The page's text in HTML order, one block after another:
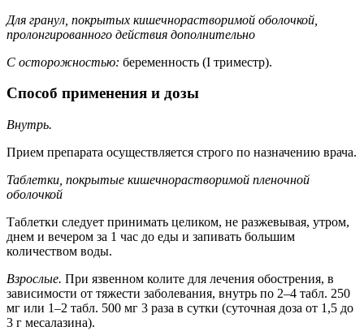
Для гранул, покрытых кишечнорастворимой оболочкой,
пролонгированного действия дополнительно
С осторожностью: беременность (I триместр).
Способ применения и дозы
Внутрь.
Прием препарата осуществляется строго по назначению врача.
Таблетки, покрытые кишечнорастворимой пленочной
оболочкой
Таблетки следует принимать целиком, не разжевывая, утром,
днем и вечером за 1 час до еды и запивать большим
количеством воды.
Взрослые. При язвенном колите для лечения обострения, в
зависимости от тяжести заболевания, внутрь по 2–4 табл. 250
мг или 1–2 табл. 500 мг 3 раза в сутки (суточная доза от 1,5 до
3 г месалазина).